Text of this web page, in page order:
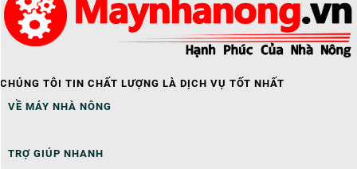
CHÚNG TÔI TIN CHẤT LƯỢNG LÀ DỊCH VỤ TỐT NHẤT
VỀ MÁY NHÀ NÔNG
TRỢ GIÚP NHANH